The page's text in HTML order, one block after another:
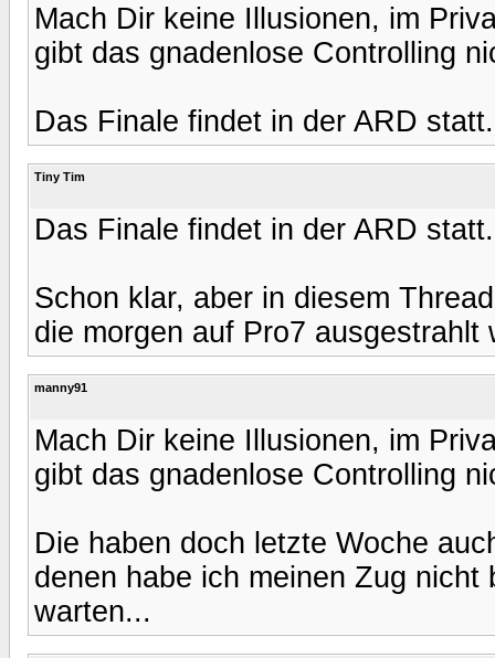
Mach Dir keine Illusionen, im
gibt das gnadenlose Controlling
Das Finale findet in der ARD
Tiny Tim
Das Finale findet in der ARD
Schon klar, aber in diesem
die morgen auf Pro7 ausgestrahlt
manny91
Mach Dir keine Illusionen, im
gibt das gnadenlose Controlling
Die haben doch letzte Woche
denen habe ich meinen Zug
warten...